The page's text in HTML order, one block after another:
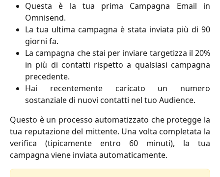
Questa è la tua prima Campagna Email in
Omnisend.
La tua ultima campagna è stata inviata più di 90
giorni fa.
La campagna che stai per inviare targetizza il 20%
in più di contatti rispetto a qualsiasi campagna
precedente.
Hai recentemente caricato un numero
sostanziale di nuovi contatti nel tuo Audience.
Questo è un processo automatizzato che protegge la
tua reputazione del mittente. Una volta completata la
verifica (tipicamente entro 60 minuti), la tua
campagna viene inviata automaticamente.